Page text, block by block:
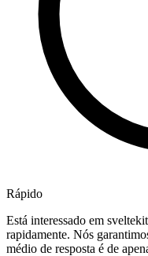
Rápido
Está interessado em
rapidamente. Nós
médio de resposta é de